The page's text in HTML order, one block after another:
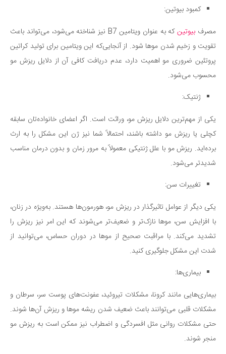
عکاسی و هنرهای تجسمی
کتاب و کتاب‌خوانی
تاریخ
معماری
علمی
فناوری‌ها
نجوم و هوا فضا
زمین و محیط زیست
خودرو
سرگرمی
دانستنی‌ها
طنز
فال
مسابقه
کمبود بیوتین:
مصرف بیوتین
که به عنوان ویتامین B7 نیز شناخته می‌شود، می‌تواند باعث
تقویت و زخیم شدن موها شود. از آنجایی‌که این ویتامین برای تولید کراتین
پروتئین ضروری مو اهمیت دارد، عدم دریافت کافی آن از دلایل ریزش مو
محسوب می‌شود.
ژنتیک:
یکی از مهم‌ترین دلایل ریزش مو، وراثت است. اگر اعضای خانواده‌تان سابقه
کچلی یا ریزش مو داشته باشند، احتمالاً شما نیز ژن این مشکل را به ارث
برده‌اید. ریزش مو با علل ژنتیکی معمولاً به مرور زمان و بدون درمان مناسب
شدیدتر می‌شود.
تغییرات سن:
یکی دیگر از عوامل تاثیرگذار در ریزش مو، هورمون‌ها هستند. به‌ویژه در زنان،
با افزایش سن، موها نازک‌تر و ضعیف‌تر می‌شوند که این امر نیز ریزش را
تشدید می‌کند. با مراقبت صحیح از موها در دوران حساس، می‌توانید از
شدت این مشکل جلوگیری کنید.
بیماری‌ها:
بیماری‌هایی مانند کرونا، مشکلات تیروئید، عفونت‌های پوست سر، سرطان و
مشکلات قلبی می‌توانند باعث ضعیف شدن ریشه موها و ریزش آن‌ها شوند.
حتی مشکلات روانی مثل افسردگی و اضطراب نیز ممکن است به ریزش مو
منجر شوند.